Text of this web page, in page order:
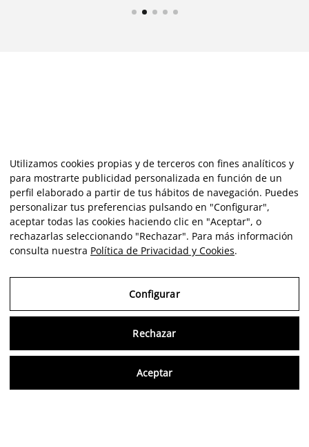
Utilizamos cookies propias y de terceros con fines analíticos y
para mostrarte publicidad personalizada en función de un
perfil elaborado a partir de tus hábitos de navegación. Puedes
personalizar tus preferencias pulsando en "Configurar",
aceptar todas las cookies haciendo clic en "Aceptar", o
rechazarlas seleccionando "Rechazar". Para más información
consulta nuestra Política de Privacidad y Cookies.
Configurar
Rechazar
Aceptar